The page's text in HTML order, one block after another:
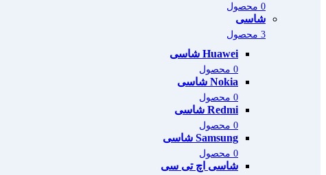
0 محصول
شاسی
3 محصول
Huawei شاسی
0 محصول
Nokia شاسی
0 محصول
Redmi شاسی
0 محصول
Samsung شاسی
0 محصول
شاسی اچ تی سی